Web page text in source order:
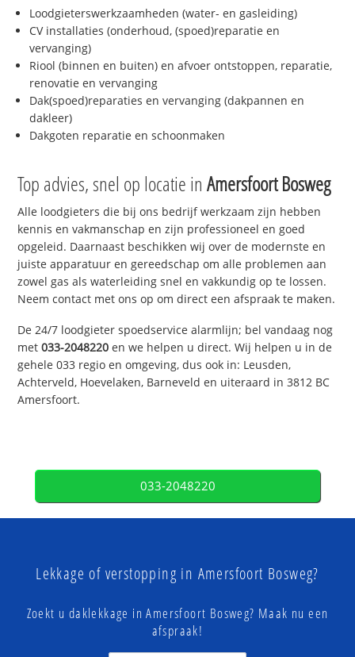
Loodgieterswerkzaamheden (water- en gasleiding)
CV installaties (onderhoud, (spoed)reparatie en
vervanging)
Riool (binnen en buiten) en afvoer ontstoppen, reparatie,
renovatie en vervanging
Dak(spoed)reparaties en vervanging (dakpannen en
dakleer)
Dakgoten reparatie en schoonmaken
Top advies, snel op locatie inAmersfoort Bosweg
Alle loodgieters die bij ons bedrijf werkzaam zijn hebben
kennis en vakmanschap en zijn professioneel en goed
opgeleid. Daarnaast beschikken wij over de modernste en
juiste apparatuur en gereedschap om alle problemen aan
zowel gas als waterleiding snel en vakkundig op te lossen.
Neem contact met ons op om direct een afspraak te maken.
De 24/7 loodgieter spoedservice alarmlijn; bel vandaag nog
met033-2048220 en we helpen u direct. Wij helpen u in de
gehele 033 regio en omgeving, dus ook in: Leusden,
Achterveld, Hoevelaken, Barneveld en uiteraard in 3812 BC
Amersfoort.
033-2048220
Lekkage of verstopping in Amersfoort Bosweg?
Zoekt u daklekkage in Amersfoort Bosweg? Maak nu een
afspraak!